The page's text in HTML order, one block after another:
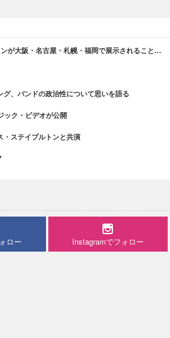
が大阪・名古屋・札幌・福岡で展示されること…
、バンドの政治性について思いを語る
ック・ビデオが公開
・ステイプルトンと共演
ロー Instagramでフォロー